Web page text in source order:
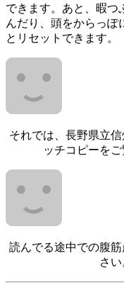
できます。あと、暇つ
んだり、頭をからっぽ
とリセットできます。
それでは、長野県立
ッチコピーをご
読んでる途中での腹
さい